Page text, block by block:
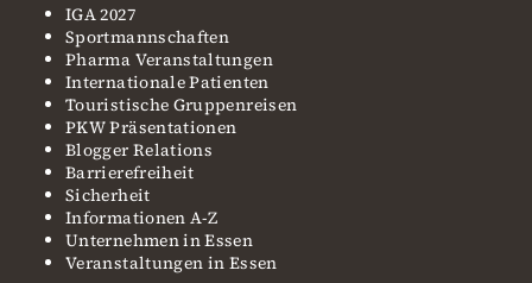
IGA 2027
Sportmannschaften
Pharma Veranstaltungen
Internationale Patienten
Touristische Gruppenreisen
PKW Präsentationen
Blogger Relations
Barrierefreiheit
Sicherheit
Informationen A-Z
Unternehmen in Essen
Veranstaltungen in Essen